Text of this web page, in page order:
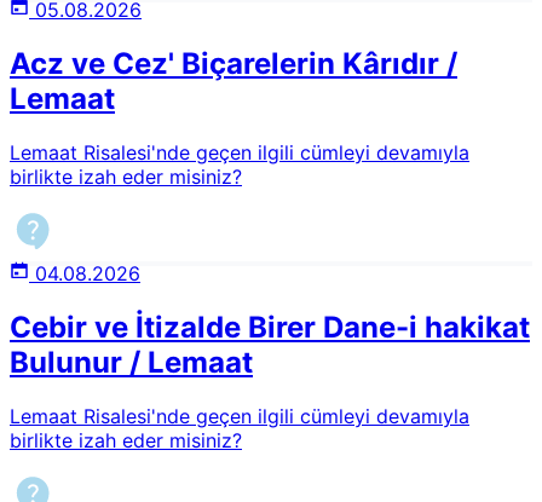
05.08.2026
Acz ve Cez' Biçarelerin Kârıdır /
Lemaat
Lemaat Risalesi'nde geçen ilgili cümleyi devamıyla
birlikte izah eder misiniz?
04.08.2026
Cebir ve İtizalde Birer Dane-i hakikat
Bulunur / Lemaat
Lemaat Risalesi'nde geçen ilgili cümleyi devamıyla
birlikte izah eder misiniz?